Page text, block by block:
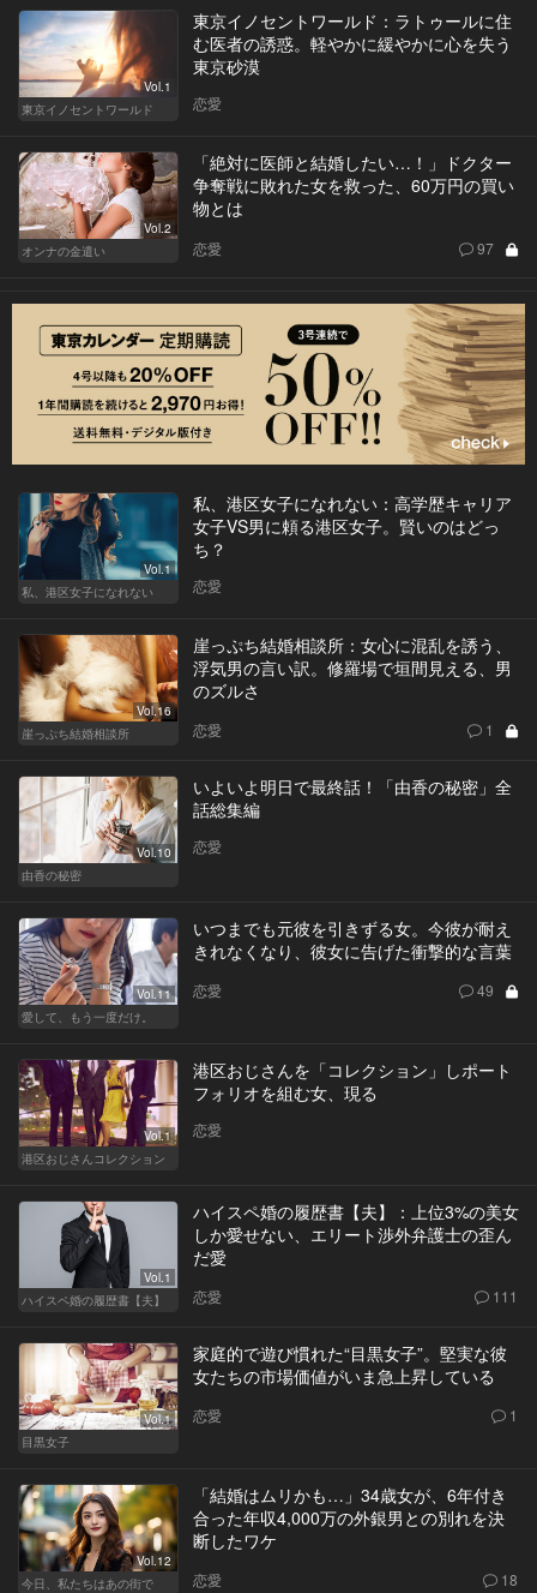
Vol.1
東京イノセントワールド
東京イノセントワールド：ラトゥールに住
む医者の誘惑。軽やかに緩やかに心を失う
東京砂漠
恋愛
Vol.2
オンナの金遣い
「絶対に医師と結婚したい…！」ドクター
争奪戦に敗れた女を救った、60万円の買い
物とは
恋愛 97
Vol.1
私、港区女子になれない
私、港区女子になれない：高学歴キャリア
女子VS男に頼る港区女子。賢いのはどっ
ち？
恋愛
Vol.16
崖っぷち結婚相談所
崖っぷち結婚相談所：女心に混乱を誘う、
浮気男の言い訳。修羅場で垣間見える、男
のズルさ
恋愛 1
Vol.10
由香の秘密
いよいよ明日で最終話！「由香の秘密」全
話総集編
恋愛
Vol.11
愛して、もう一度だけ。
いつまでも元彼を引きずる女。今彼が耐え
きれなくなり、彼女に告げた衝撃的な言葉
恋愛 49
Vol.1
港区おじさんコレクション
港区おじさんを「コレクション」しポート
フォリオを組む女、現る
恋愛
Vol.1
ハイスペ婚の履歴書【夫】
ハイスペ婚の履歴書【夫】：上位3%の美女
しか愛せない、エリート渉外弁護士の歪ん
だ愛
恋愛 111
Vol.1
目黒女子
家庭的で遊び慣れた“目黒女子”。堅実な彼
女たちの市場価値がいま急上昇している
恋愛 1
Vol.12
今日、私たちはあの街で
「結婚はムリかも…」34歳女が、6年付き
合った年収4,000万の外銀男との別れを決
断したワケ
恋愛 18